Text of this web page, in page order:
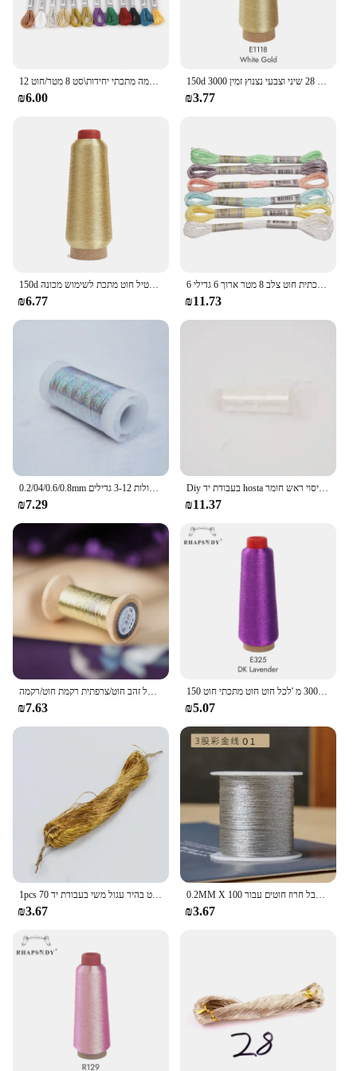
12 חוט רקמה מתכתי יחידות\סט 8 מטר/חוט no.25 12 גדילי חוט תפר חוט זוהר
₪6.00
150d 3000 מ 'לכל חוט חוט מתכתי עבור תפירה דקורטיבית רקמה ממוחשבת 28 שיני וצבעי נצנוץ זמין
₪3.77
150d מתכתי רקמה חוט חוט חוט חוט חוט מתכתי טקסטיל חוט מתכת לשימוש מכונה
₪6.77
6 חתיכה להגדיר אפקט אור אפקט גבוה ברק רקמה מתכתית חוט צלב 8 מטר ארוך 6 גדילי skein איכות pemunm
₪11.73
0.2/04/0.6/0.8mm מתכתי רקמה סרוגה סריגת חוט תפר צלב חוט מתכתי אשכולות רקמת אשכולות 3-12 גדילים
₪7.29
Diy בעבודת יד hosta סיכת פרח עטוף עם משי חוט ארבעה גדילים של גבוהה-מבריק צמר שיער אביזרי כיסוי ראש חומר
₪11.37
ענבר זהב סדרת של זהב חוט/צרפתית רקמת חוט/רקמה spool/צבעוני זהב רקמת חוט/50 מטר/רול
₪7.63
רפסודיה 3000 מ 'לכל חוט חוט מתכתי חוט 150d עבור רקמה ממוחשבת רקמה ממוחשבת 28 שיני וצבעי נוצץ
₪5.07
1pcs 70 מטרים חוט זהב רקמת חוט בהיר עגול משי בעבודת יד DIY תפירת סריגה רקמת חומר
₪3.67
0.2MM X 100 מטרים ניילון כבל מתכתי חוט מחרוזת צבעוני חבל חרוז חוטים עבור DIY בעבודת יד קלוע תכשיטי ביצוע 3 גדילים
₪3.67